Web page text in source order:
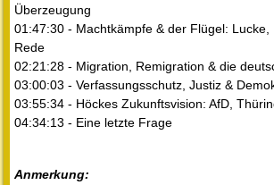
Überzeugung
01:47:30 - Machtkämpfe & der Flügel: Lucke,
Rede
02:21:28 - Migration, Remigration & die
03:00:03 - Verfassungsschutz, Justiz &
03:55:34 - Höckes Zukunftsvision: AfD,
04:34:13 - Eine letzte Frage
Anmerkung: